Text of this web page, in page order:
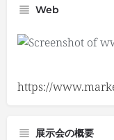
Web
https://
展示会の概要